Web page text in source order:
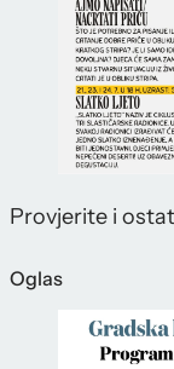
Provjerite i
Oglas